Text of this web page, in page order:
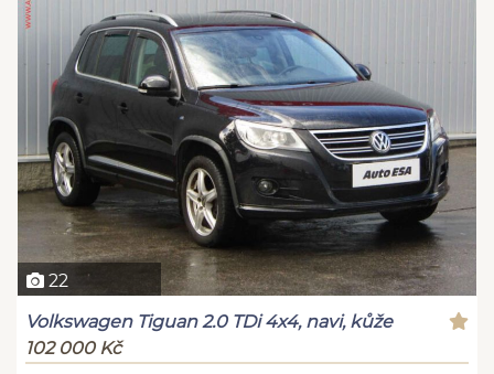
22
Volkswagen Tiguan 2.0 TDi 4x4, navi, kůže
102 000 Kč